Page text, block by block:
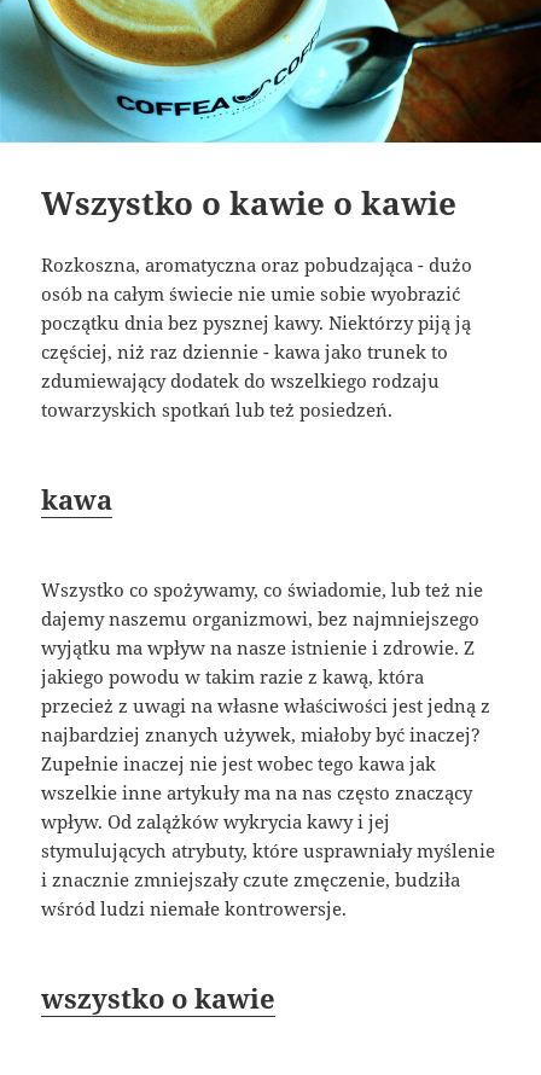
Wszystko o kawie o kawie
Rozkoszna, aromatyczna oraz pobudzająca - dużo
osób na całym świecie nie umie sobie wyobrazić
początku dnia bez pysznej kawy. Niektórzy piją ją
częściej, niż raz dziennie - kawa jako trunek to
zdumiewający dodatek do wszelkiego rodzaju
towarzyskich spotkań lub też posiedzeń.
kawa
Wszystko co spożywamy, co świadomie, lub też nie
dajemy naszemu organizmowi, bez najmniejszego
wyjątku ma wpływ na nasze istnienie i zdrowie. Z
jakiego powodu w takim razie z kawą, która
przecież z uwagi na własne właściwości jest jedną z
najbardziej znanych używek, miałoby być inaczej?
Zupełnie inaczej nie jest wobec tego kawa jak
wszelkie inne artykuły ma na nas często znaczący
wpływ. Od zalążków wykrycia kawy i jej
stymulujących atrybuty, które usprawniały myślenie
i znacznie zmniejszały czute zmęczenie, budziła
wśród ludzi niemałe kontrowersje.
wszystko o kawie